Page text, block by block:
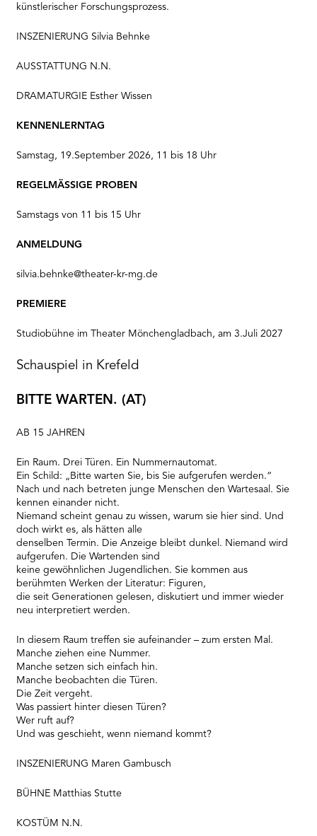
künstlerischer Forschungsprozess.
INSZENIERUNG Silvia Behnke
AUSSTATTUNG N.N.
DRAMATURGIE Esther Wissen
KENNENLERNTAG
Samstag, 19.September 2026, 11 bis 18 Uhr
REGELMÄSSIGE PROBEN
Samstags von 11 bis 15 Uhr
ANMELDUNG
silvia.behnke@theater-kr-mg.de
PREMIERE
Studiobühne im Theater Mönchengladbach, am 3.Juli 2027
Schauspiel in Krefeld
BITTE WARTEN. (AT)
AB 15 JAHREN
Ein Raum. Drei Türen. Ein Nummernautomat.
Ein Schild: „Bitte warten Sie, bis Sie aufgerufen werden.“
Nach und nach betreten junge Menschen den Wartesaal. Sie
kennen einander nicht.
Niemand scheint genau zu wissen, warum sie hier sind. Und
doch wirkt es, als hätten alle
denselben Termin. Die Anzeige bleibt dunkel. Niemand wird
aufgerufen. Die Wartenden sind
keine gewöhnlichen Jugendlichen. Sie kommen aus
berühmten Werken der Literatur: Figuren,
die seit Generationen gelesen, diskutiert und immer wieder
neu interpretiert werden.
In diesem Raum treffen sie aufeinander – zum ersten Mal.
Manche ziehen eine Nummer.
Manche setzen sich einfach hin.
Manche beobachten die Türen.
Die Zeit vergeht.
Was passiert hinter diesen Türen?
Wer ruft auf?
Und was geschieht, wenn niemand kommt?
INSZENIERUNG Maren Gambusch
BÜHNE Matthias Stutte
KOSTÜM N.N.